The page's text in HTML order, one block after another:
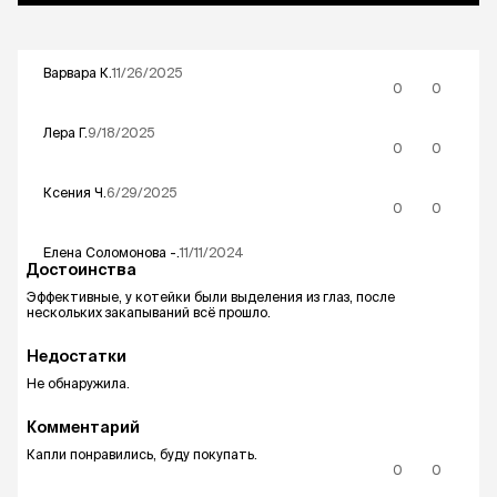
ГОСТ 12.1.007-76), в рекомендуемых дозах не
сенсибилизирующего действия.
Варвара К.11/26/2025
0
0
Лера Г.9/18/2025
0
0
Ксения Ч. 6/29/2025
0
0
Елена Соломонова -.11/11/2024
Достоинства
Эффективные, у котейки были выделения из глаз, после
нескольких закапываний всё прошло.
Недостатки
Не обнаружила.
Комментарий
Капли понравились, буду покупать.
0
0